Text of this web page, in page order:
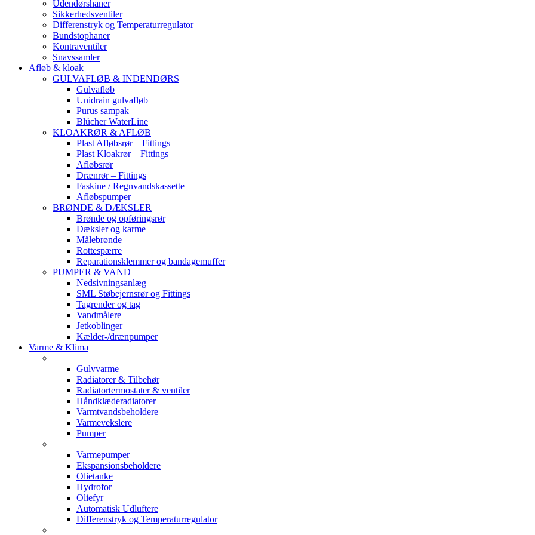
Udendørshaner
Sikkerhedsventiler
Differenstryk og Temperaturregulator
Bundstophaner
Kontraventiler
Snavssamler
Afløb & kloak
GULVAFLØB & INDENDØRS
Gulvafløb
Unidrain gulvafløb
Purus sampak
Blücher WaterLine
KLOAKRØR & AFLØB
Plast Afløbsrør – Fittings
Plast Kloakrør – Fittings
Afløbsrør
Drænrør – Fittings
Faskine / Regnvandskassette
Afløbspumper
BRØNDE & DÆKSLER
Brønde og opføringsrør
Dæksler og karme
Målebrønde
Rottespærre
Reparationsklemmer og bandagemuffer
PUMPER & VAND
Nedsivningsanlæg
SML Støbejernsrør og Fittings
Tagrender og tag
Vandmålere
Jetkoblinger
Kælder-/drænpumper
Varme & Klima
–
Gulvvarme
Radiatorer & Tilbehør
Radiatortermostater & ventiler
Håndklæderadiatorer
Varmtvandsbeholdere
Varmevekslere
Pumper
–
Varmepumper
Ekspansionsbeholdere
Olietanke
Hydrofor
Oliefyr
Automatisk Udluftere
Differenstryk og Temperaturregulator
–